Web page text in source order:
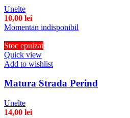
Unelte
10,00 lei
Momentan indisponibil
Stoc epuizat
Quick view
Add to wishlist
Matura Strada Perind
Unelte
14,00 lei